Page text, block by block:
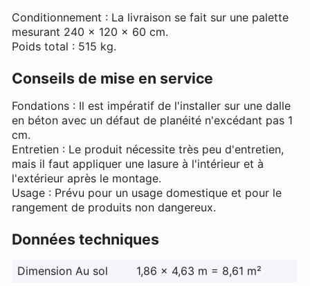
Conditionnement : La livraison se fait sur une palette
mesurant 240 x 120 x 60 cm.
Poids total : 515 kg.
Conseils de mise en service
Fondations : Il est impératif de l'installer sur une dalle
en béton avec un défaut de planéité n'excédant pas 1
cm.
Entretien : Le produit nécessite très peu d'entretien,
mais il faut appliquer une lasure à l'intérieur et à
l'extérieur après le montage.
Usage : Prévu pour un usage domestique et pour le
rangement de produits non dangereux.
Données techniques
Dimension Au sol
1,86 x 4,63 m = 8,61 m²